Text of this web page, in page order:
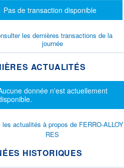
Message d'information
Pas de transaction disponible
les dernières transactions de la
journée
ACTUALITÉS
d'information
donnée n'est actuellement
les actualités à propos de FERRO-ALLOY
RES
HISTORIQUES